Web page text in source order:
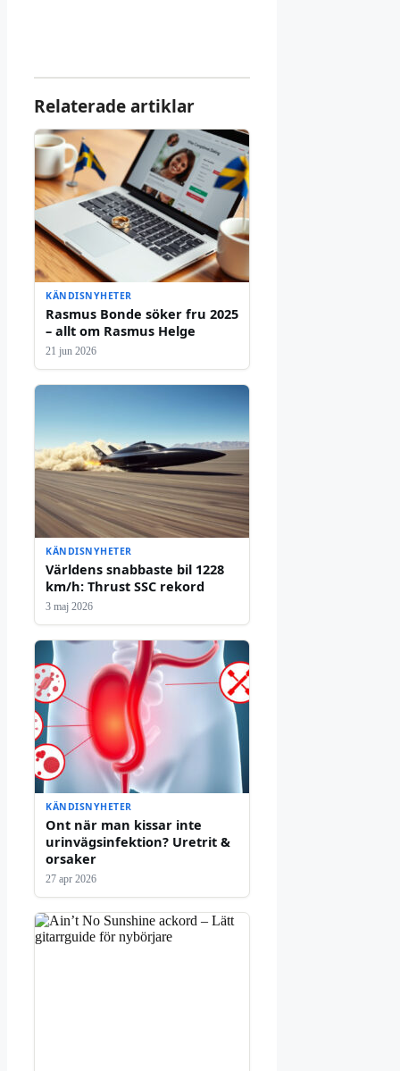
Relaterade artiklar
KÄNDISNYHETER
Rasmus Bonde söker fru 2025
– allt om Rasmus Helge
21 jun 2026
KÄNDISNYHETER
Världens snabbaste bil 1228
km/h: Thrust SSC rekord
3 maj 2026
KÄNDISNYHETER
Ont när man kissar inte
urinvägsinfektion? Uretrit &
orsaker
27 apr 2026